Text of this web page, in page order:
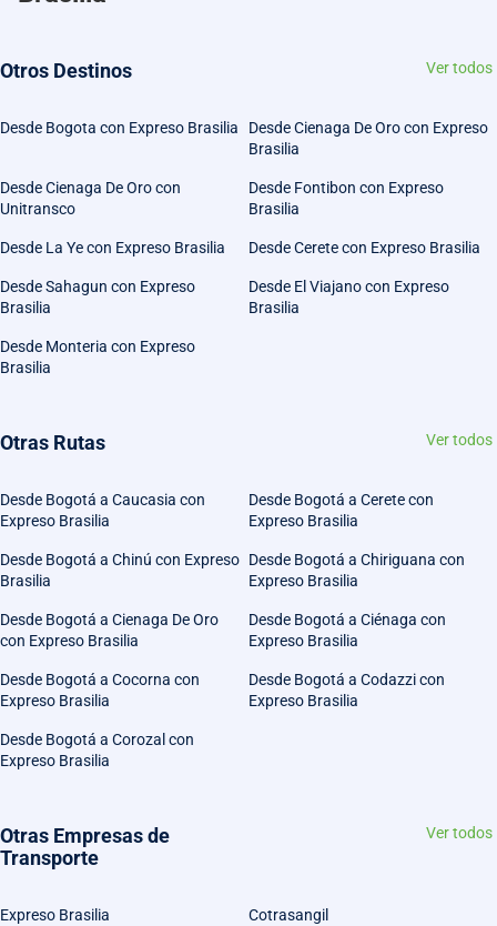
Otros Destinos Ver todos
Desde Bogota con Expreso Brasilia
Desde Cienaga De Oro con Expreso
Brasilia
Desde Cienaga De Oro con
Unitransco
Desde Fontibon con Expreso
Brasilia
Desde La Ye con Expreso Brasilia Desde Cerete con Expreso Brasilia
Desde Sahagun con Expreso
Brasilia
Desde El Viajano con Expreso
Brasilia
Desde Monteria con Expreso
Brasilia
Otras Rutas Ver todos
Desde Bogotá a Caucasia con
Expreso Brasilia
Desde Bogotá a Cerete con
Expreso Brasilia
Desde Bogotá a Chinú con Expreso
Brasilia
Desde Bogotá a Chiriguana con
Expreso Brasilia
Desde Bogotá a Cienaga De Oro
con Expreso Brasilia
Desde Bogotá a Ciénaga con
Expreso Brasilia
Desde Bogotá a Cocorna con
Expreso Brasilia
Desde Bogotá a Codazzi con
Expreso Brasilia
Desde Bogotá a Corozal con
Expreso Brasilia
Otras Empresas de
Transporte
Ver todos
Expreso Brasilia Cotrasangil